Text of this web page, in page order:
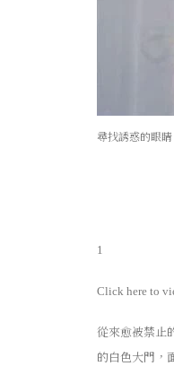
尋找誘惑的眼睛
1
Click here to
從來愈被禁止
的白色大門，